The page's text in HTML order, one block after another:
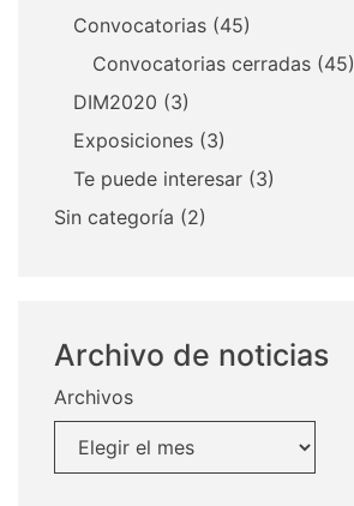
Convocatorias (45)
Convocatorias cerradas (45)
DIM2020 (3)
Exposiciones (3)
Te puede interesar (3)
Sin categoría (2)
Archivo de noticias
Archivos